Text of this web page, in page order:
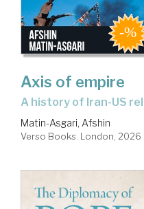
Axis of empire
a history of Iran-US
Matin-Asgari, Afshin
Verso Books. London, 2026